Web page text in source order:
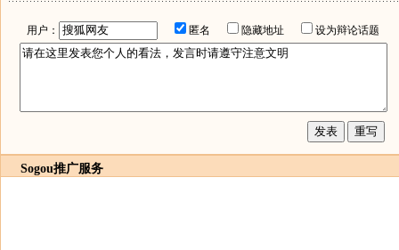
用户： 匿名 隐藏地址 设为辩论话题
Sogou推广服务